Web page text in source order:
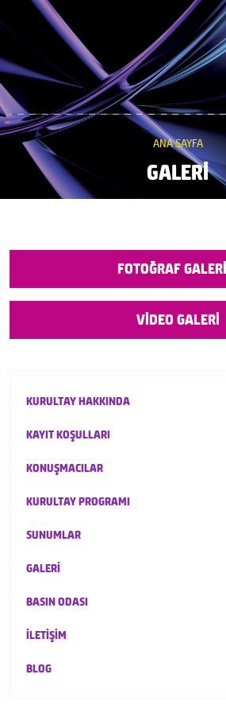
ANA SAYFA
GALERİ
FOTOĞRAF
VİDEO GALERİ
KURULTAY HAKKINDA
KAYIT KOŞULLARI
KONUŞMACILAR
KURULTAY PROGRAMI
SUNUMLAR
GALERİ
BASIN ODASI
İLETİŞİM
BLOG